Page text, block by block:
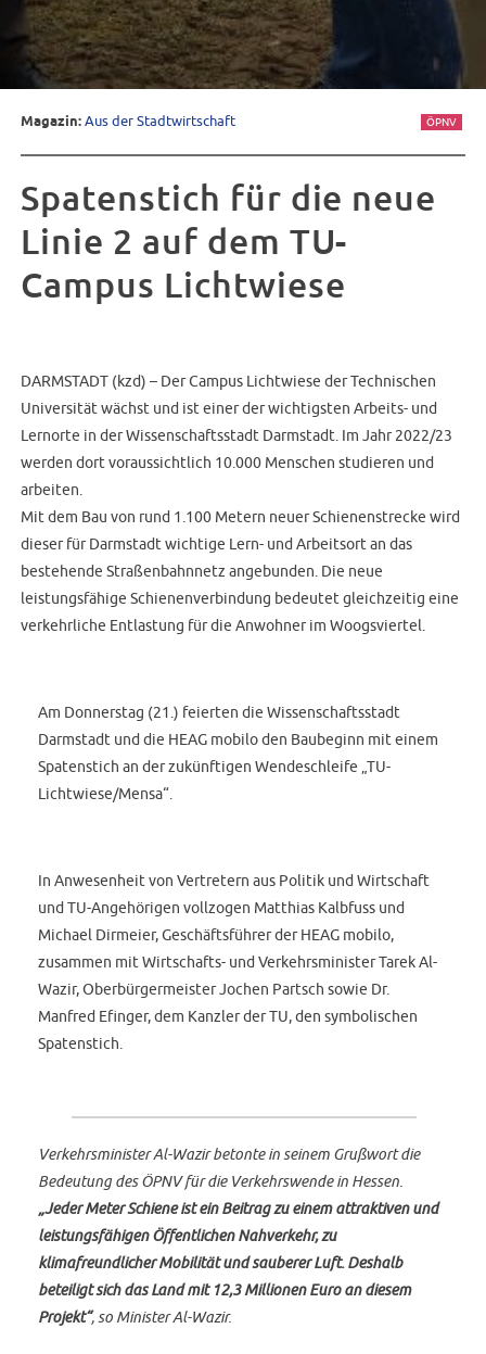
Magazin:Aus der Stadtwirtschaft ÖPNV
Spatenstich für die neue
Linie 2 auf dem TU-
Campus Lichtwiese
DARMSTADT (kzd) – Der Campus Lichtwiese der Technischen
Universität wächst und ist einer der wichtigsten Arbeits- und
Lernorte in der Wissenschaftsstadt Darmstadt. Im Jahr 2022/23
werden dort voraussichtlich 10.000 Menschen studieren und
arbeiten.
Mit dem Bau von rund 1.100 Metern neuer Schienenstrecke wird
dieser für Darmstadt wichtige Lern- und Arbeitsort an das
bestehende Straßenbahnnetz angebunden. Die neue
leistungsfähige Schienenverbindung bedeutet gleichzeitig eine
verkehrliche Entlastung für die Anwohner im Woogsviertel.
Am Donnerstag (21.) feierten die Wissenschaftsstadt
Darmstadt und die HEAG mobilo den Baubeginn mit einem
Spatenstich an der zukünftigen Wendeschleife „TU-
Lichtwiese/Mensa“.
In Anwesenheit von Vertretern aus Politik und Wirtschaft
und TU-Angehörigen vollzogen Matthias Kalbfuss und
Michael Dirmeier, Geschäftsführer der HEAG mobilo,
zusammen mit Wirtschafts- und Verkehrsminister Tarek Al-
Wazir, Oberbürgermeister Jochen Partsch sowie Dr.
Manfred Efinger, dem Kanzler der TU, den symbolischen
Spatenstich.
Verkehrsminister Al-Wazir betonte in seinem Grußwort die
Bedeutung des ÖPNV für die Verkehrswende in Hessen.
„Jeder Meter Schiene ist ein Beitrag zu einem attraktiven und
leistungsfähigen Öffentlichen Nahverkehr, zu
klimafreundlicher Mobilität und sauberer Luft. Deshalb
beteiligt sich das Land mit 12,3 Millionen Euro an diesem
Projekt“, so Minister Al-Wazir.